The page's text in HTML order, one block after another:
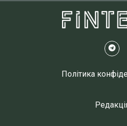
Політика